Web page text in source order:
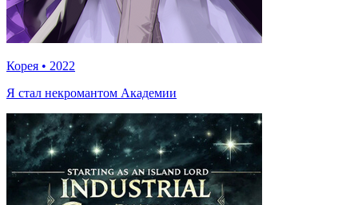
Корея • 2022
Я стал некромантом Академии